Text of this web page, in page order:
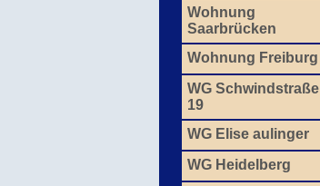
Wohnung
Saarbrücken
Wohnung Freiburg
WG Schwindstraße
19
WG Elise aulinger
WG Heidelberg